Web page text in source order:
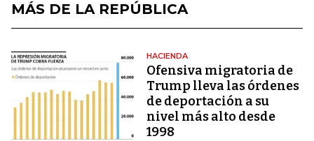
MÁS DE LA REPÚBLICA
HACIENDA
Ofensiva migratoria de
Trump lleva las órdenes
de deportación a su
nivel más alto desde
1998